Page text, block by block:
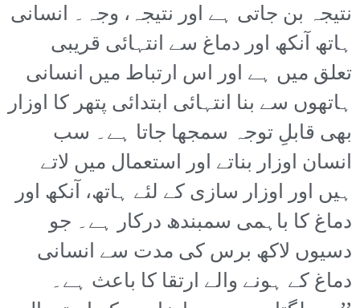
نتیجہ بن جاتی ہے اور نتیجہ، وجہ۔ انسانی
ہاتھ آنکھ اور دماغ سے انتہائی قریبی
تعلق میں ہے اور اس ارتباط میں انسانی
ہاتھوں سے بنا انتہائی ابتدائی پتھر کا اوزار
بھی قابلِ توجہ سمجھا جاتا ہے۔ سب
انسان اوزار بناتے اور استعمال میں لاتے
ہیں اور اوزار سازی کے لئے ہاتھ، آنکھ اور
دماغ کا باہمی سمبندھ درکار ہے۔ جو
دسیوں لاکھ برس کی مدت سے انسانی
دماغ کے ہونے والے ارتقا کا باعث ہے۔